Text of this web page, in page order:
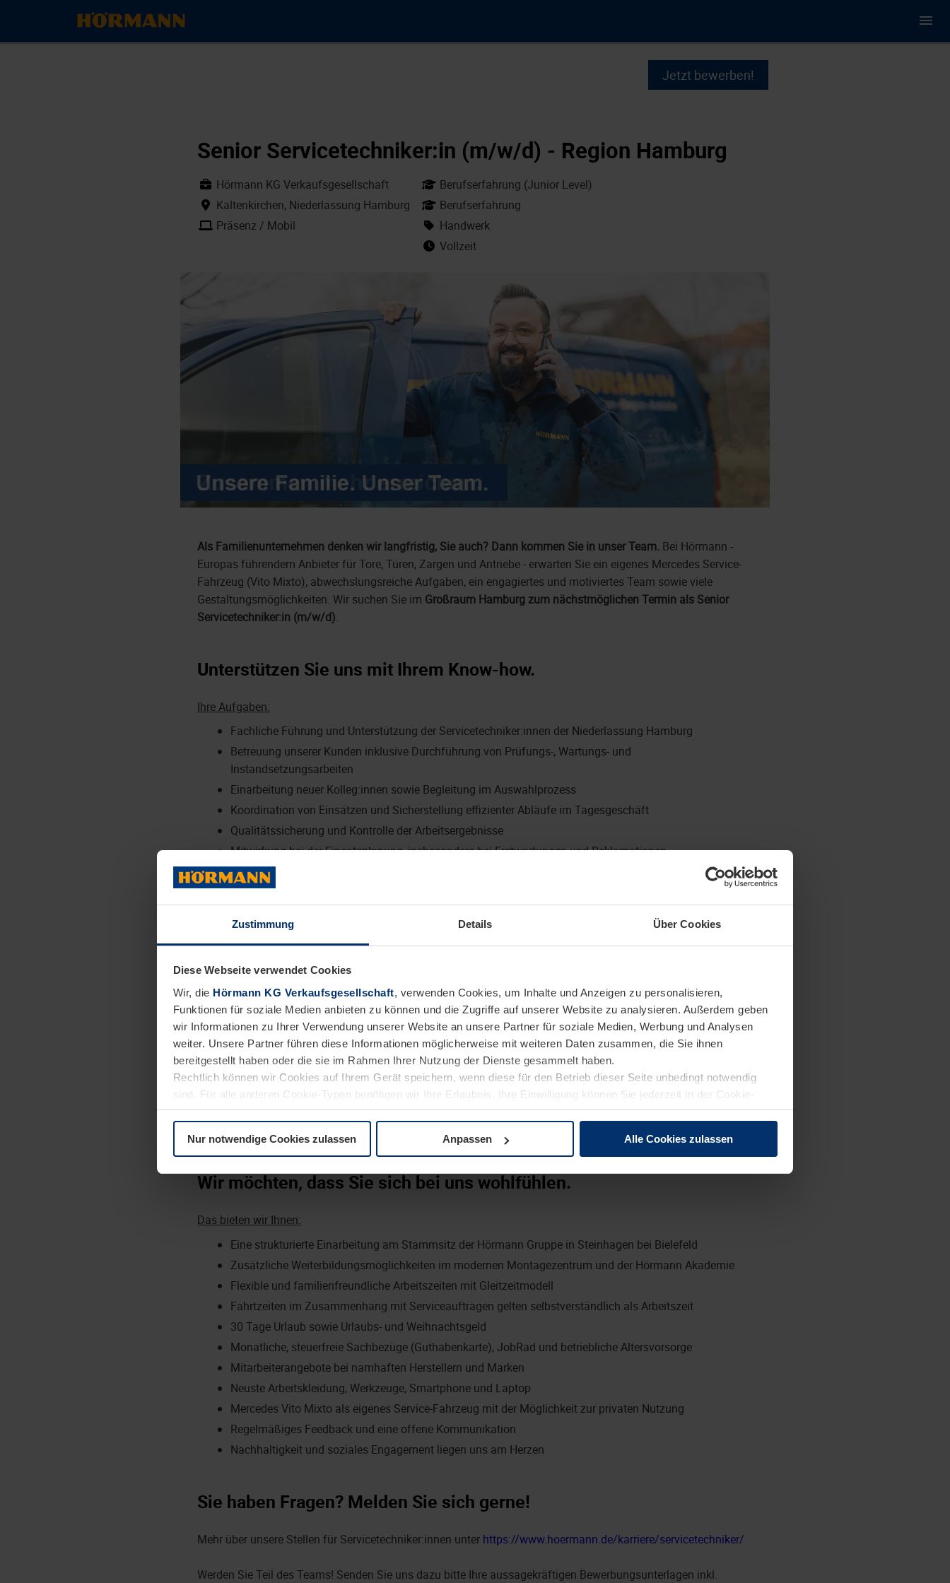
Zustimmung Details Über Cookies
Diese Webseite verwendet Cookies
Wir, die Hörmann KG Verkaufsgesellschaft, verwenden Cookies, um Inhalte und Anzeigen zu personalisieren,
Funktionen für soziale Medien anbieten zu können und die Zugriffe auf unserer Website zu analysieren. Außerdem geben
wir Informationen zu Ihrer Verwendung unserer Website an unsere Partner für soziale Medien, Werbung und Analysen
weiter. Unsere Partner führen diese Informationen möglicherweise mit weiteren Daten zusammen, die Sie ihnen
bereitgestellt haben oder die sie im Rahmen Ihrer Nutzung der Dienste gesammelt haben.
Rechtlich können wir Cookies auf Ihrem Gerät speichern, wenn diese für den Betrieb dieser Seite unbedingt notwendig
sind. Für alle anderen Cookie-Typen benötigen wir Ihre Erlaubnis. Ihre Einwilligung können Sie jederzeit in der Cookie-
Erläuterung auf der Seite Datenschutzerklärung unserer Website ändern oder widerrufen.
Nur notwendige Cookies zulassen Anpassen Alle Cookies zulassen
Jetzt bewerben!
Senior Servicetechniker:in (m/w/d) - Region Hamburg
Hörmann KG Verkaufsgesellschaft
Kaltenkirchen, Niederlassung Hamburg
Präsenz / Mobil
Berufserfahrung (Junior Level)
Berufserfahrung
Handwerk
Vollzeit
Als Familienunternehmen denken wir langfristig, Sie auch? Dann kommen Sie in unser Team. Bei Hörmann -
Europas führendem Anbieter für Tore, Türen, Zargen und Antriebe - erwarten Sie ein eigenes Mercedes Service-
Fahrzeug (Vito Mixto), abwechslungsreiche Aufgaben, ein engagiertes und motiviertes Team sowie viele
Gestaltungsmöglichkeiten. Wir suchen Sie im Großraum Hamburg zum nächstmöglichen Termin als Senior
Servicetechniker:in (m/w/d).
Unterstützen Sie uns mit Ihrem Know-how.
Ihre Aufgaben:
Fachliche Führung und Unterstützung der Servicetechniker:innen der Niederlassung Hamburg
Betreuung unserer Kunden inklusive Durchführung von Prüfungs-, Wartungs- und
Instandsetzungsarbeiten
Einarbeitung neuer Kolleg:innen sowie Begleitung im Auswahlprozess
Koordination von Einsätzen und Sicherstellung effizienter Abläufe im Tagesgeschäft
Qualitätssicherung und Kontrolle der Arbeitsergebnisse
Mitwirkung bei der Einsatzplanung, insbesondere bei Erstwartungen und Reklamationen
Organisation von Montageunterstützung in Zusammenarbeit mit dem Service-Vertrieb
Enge Abstimmung mit der Regionalleitung Service
Tragen Sie zu unserem gemeinsamen Erfolg bei.
Mehrjährige Erfahrung im Außendienst als Servicetechniker:in
Strukturierte, lösungsorientierte Arbeitsweise
Bereitschaft zu gelegentlichen, niederlassungsübergreifenden Einsätzen
Sicherer Umgang mit MS Office
Dies wäre wünschenswert:
Erste Erfahrung in der Anleitung oder Koordination von Teams
Wir möchten, dass Sie sich bei uns wohlfühlen.
Das bieten wir Ihnen:
Eine strukturierte Einarbeitung am Stammsitz der Hörmann Gruppe in Steinhagen bei Bielefeld
Zusätzliche Weiterbildungsmöglichkeiten im modernen Montagezentrum und der Hörmann Akademie
Flexible und familienfreundliche Arbeitszeiten mit Gleitzeitmodell
Fahrtzeiten im Zusammenhang mit Serviceaufträgen gelten selbstverständlich als Arbeitszeit
30 Tage Urlaub sowie Urlaubs- und Weihnachtsgeld
Monatliche, steuerfreie Sachbezüge (Guthabenkarte), JobRad und betriebliche Altersvorsorge
Mitarbeiterangebote bei namhaften Herstellern und Marken
Neuste Arbeitskleidung, Werkzeuge, Smartphone und Laptop
Mercedes Vito Mixto als eigenes Service-Fahrzeug mit der Möglichkeit zur privaten Nutzung
Regelmäßiges Feedback und eine offene Kommunikation
Nachhaltigkeit und soziales Engagement liegen uns am Herzen
Sie haben Fragen? Melden Sie sich gerne!
Mehr über unsere Stellen für Servicetechniker:innen unter https://www.hoermann.de/karriere/servicetechniker/
Werden Sie Teil des Teams! Senden Sie uns dazu bitte Ihre aussagekräftigen Bewerbungsunterlagen inkl.